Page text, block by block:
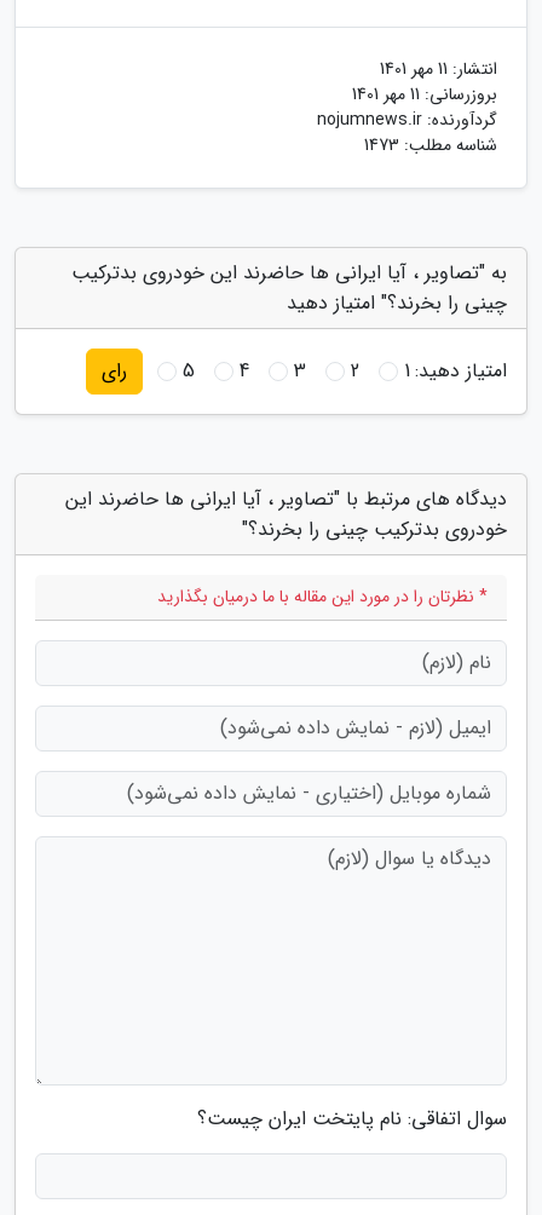
انتشار: 11 مهر 1401
بروزرسانی: 11 مهر 1401
گردآورنده: nojumnews.ir
شناسه مطلب: 1473
به "تصاویر ، آیا ایرانی ها حاضرند این خودروی بدترکیب
چینی را بخرند؟" امتیاز دهید
امتیاز دهید:1
2
3
4
5 رای
دیدگاه های مرتبط با "تصاویر ، آیا ایرانی ها حاضرند این
خودروی بدترکیب چینی را بخرند؟"
* نظرتان را در مورد این مقاله با ما درمیان بگذارید
سوال اتفاقی: نام پایتخت ایران چیست؟